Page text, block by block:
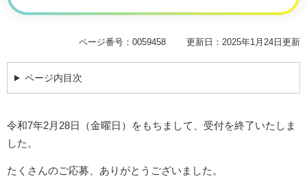
ページ番号：0059458 更新日：2025年1月24日更新
ページ内目次
​令和7年2月28日（金曜日）をもちまして、受付を終了いたしま
した。
たくさんのご応募、ありがとうございました。